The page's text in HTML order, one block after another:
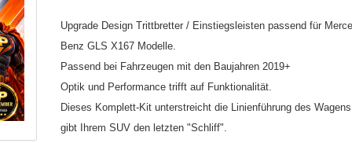
Upgrade Design Trittbretter / Einstiegsleisten passend für
Benz GLS X167 Modelle.
Passend bei Fahrzeugen mit den Baujahren 2019+
Optik und Performance trifft auf Funktionalität.
Dieses Komplett-Kit unterstreicht die Linienführung des
gibt Ihrem SUV den letzten "Schliff".